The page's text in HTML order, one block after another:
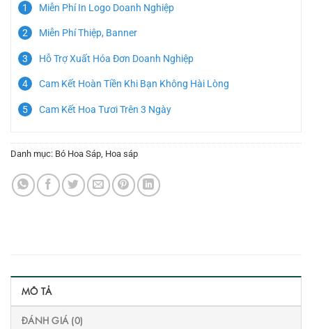
Miễn Phí In Logo Doanh Nghiệp
Miễn Phí Thiệp, Banner
Hỗ Trợ Xuất Hóa Đơn Doanh Nghiệp
Cam Kết Hoàn Tiền Khi Bạn Không Hài Lòng
Cam Kết Hoa Tươi Trên 3 Ngày
Danh mục: Bó Hoa Sáp, Hoa sáp
MÔ TẢ
ĐÁNH GIÁ (0)